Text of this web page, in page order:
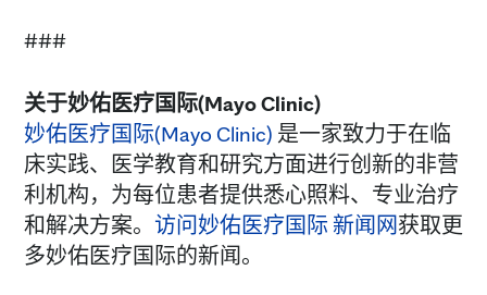
###
关于妙佑医疗国际(Mayo Clinic)
妙佑医疗国际(Mayo Clinic) 是一家致力于在临
床实践、医学教育和研究方面进行创新的非营
利机构，为每位患者提供悉心照料、专业治疗
和解决方案。 访问妙佑医疗国际 新闻网获取更
多妙佑医疗国际的新闻。